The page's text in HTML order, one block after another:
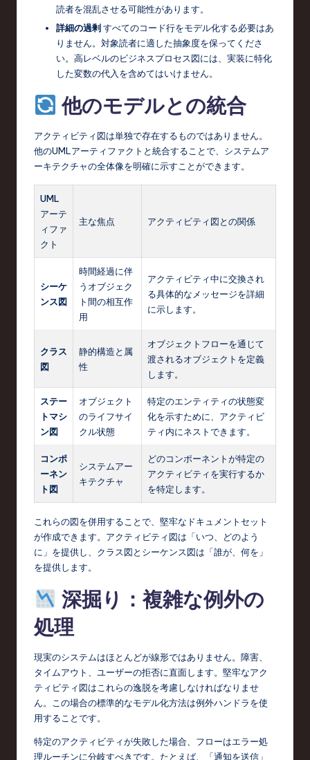
読者を混乱させる可能性があります。
詳細の過剰 すべてのコード行をモデル化する必要はあ
りません。対象読者に適した抽象度を保ってくださ
い。高レベルのビジネスプロセス図には、実装に特化
した変数の代入を含めてはいけません。
他のモデルとの統合
アクティビティ図は単独で存在するものではありません。
他のUMLアーティファクトと統合することで、システムア
ーキテクチャの全体像を明確に示すことができます。
UML
アーテ
ィファ
クト
主な焦点 アクティビティ図との関係
シーケ
ンス図
時間経過に伴
うオブジェク
ト間の相互作
用
アクティビティ中に交換され
る具体的なメッセージを詳細
に示します。
クラス
図
静的構造と属
性
オブジェクトフローを通じて
渡されるオブジェクトを定義
します。
ステー
トマシ
ン図
オブジェクト
のライフサイ
クル状態
特定のエンティティの状態変
化を示すために、アクティビ
ティ内にネストできます。
コンポ
ーネン
ト図
システムアー
キテクチャ
どのコンポーネントが特定の
アクティビティを実行するか
を特定します。
これらの図を併用することで、堅牢なドキュメントセット
が作成できます。アクティビティ図は「いつ、どのよう
に」を提供し、クラス図とシーケンス図は「誰が、何を」
を提供します。
深掘り：複雑な例外の
処理
現実のシステムはほとんどが線形ではありません。障害、
タイムアウト、ユーザーの拒否に直面します。堅牢なアク
ティビティ図はこれらの逸脱を考慮しなければなりませ
ん。この場合の標準的なモデル化方法は例外ハンドラを使
用することです。
特定のアクティビティが失敗した場合、フローはエラー処
理ルーチンに分岐すべきです。たとえば、「通知を送信」